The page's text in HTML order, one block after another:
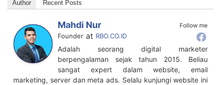
Author Recent Posts
Follow me
Mahdi Nur
Founder at RBO.CO.ID
Adalah seorang digital marketer
berpengalaman sejak tahun 2015. Beliau
sangat expert dalam website, email
marketing, server dan meta ads. Selalu kunjungi website ini